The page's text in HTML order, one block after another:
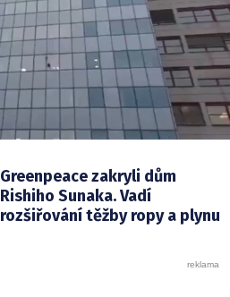
Greenpeace zakryli dům
Rishiho Sunaka. Vadí
rozšiřování těžby ropy a plynu